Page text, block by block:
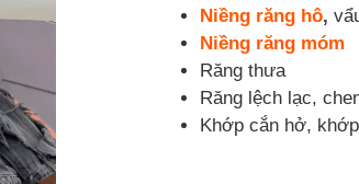
Niềng răng hô,
Niềng răng móm
Răng thưa
Răng lệch lạc,
Khớp cắn hở,